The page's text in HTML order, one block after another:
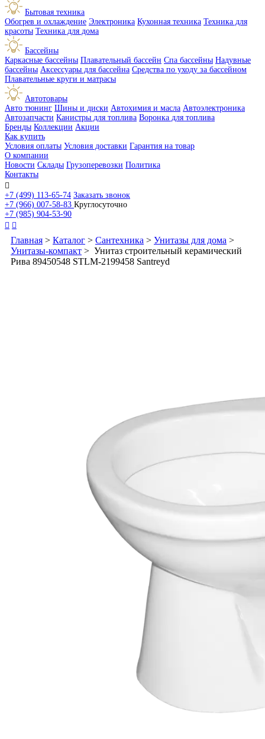
Бытовая техника
Обогрев и охлаждение Электроника Кухонная техника Техника для
красоты Техника для дома
Бассейны
Каркасные бассейны Плавательный бассейн Спа бассейны Надувные
бассейны Аксессуары для бассейна Средства по уходу за бассейном
Плавательные круги и матрасы
Автотовары
Авто тюнинг Шины и диски Автохимия и масла Автоэлектроника
Автозапчасти Канистры для топлива Воронка для топлива
Бренды Коллекции Акции
Как купить
Условия оплаты Условия доставки Гарантия на товар
О компании
Новости Склады Грузоперевозки Политика
Контакты

+7 (499) 113-65-74 Заказать звонок
+7 (966) 007-58-83 Круглосуточно
+7 (985) 904-53-90
 
Главная > Каталог > Сантехника > Унитазы для дома >
Унитазы-компакт > Унитаз строительный керамический
Рива 89450548 STLM-2199458 Santreyd